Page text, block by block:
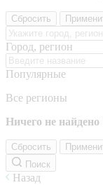
Сбросить
Город, регион
Популярные
Все регионы
Ничего не найдено
Сбросить
Поиск
Назад